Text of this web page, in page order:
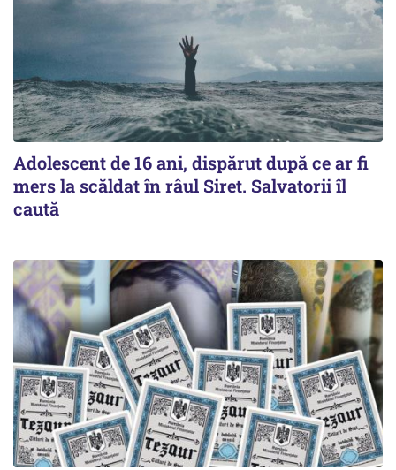
Adolescent de 16 ani, dispărut după ce ar fi
mers la scăldat în râul Siret. Salvatorii îl
caută